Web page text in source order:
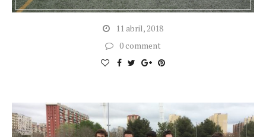
11 abril, 2018
0 comment